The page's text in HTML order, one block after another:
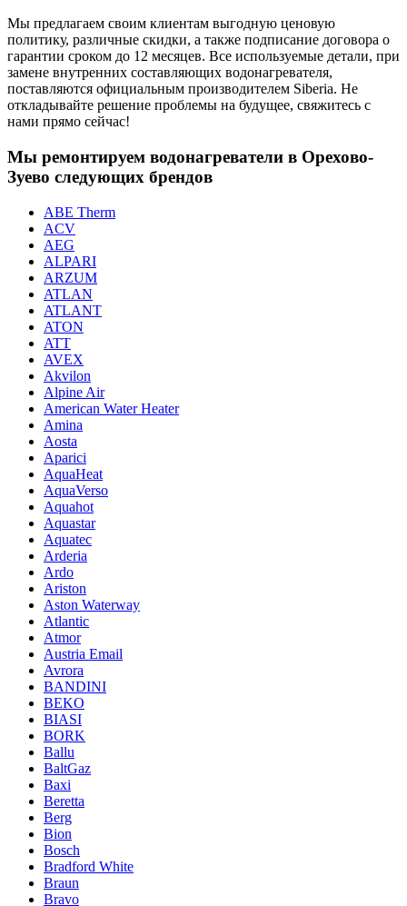
Мы предлагаем своим клиентам выгодную ценовую
политику, различные скидки, а также подписание договора о
гарантии сроком до 12 месяцев. Все используемые детали, при
замене внутренних составляющих водонагревателя,
поставляются официальным производителем Siberia. Не
откладывайте решение проблемы на будущее, свяжитесь с
нами прямо сейчас!
Мы ремонтируем водонагреватели в Орехово-
Зуево следующих брендов
ABE Therm
ACV
AEG
ALPARI
ARZUM
ATLAN
ATLANT
ATON
ATT
AVEX
Akvilon
Alpine Air
American Water Heater
Amina
Aosta
Aparici
AquaHeat
AquaVerso
Aquahot
Aquastar
Aquatec
Arderia
Ardo
Ariston
Aston Waterway
Atlantic
Atmor
Austria Email
Avrora
BANDINI
BEKO
BIASI
BORK
Ballu
BaltGaz
Baxi
Beretta
Berg
Bion
Bosch
Bradford White
Braun
Bravo